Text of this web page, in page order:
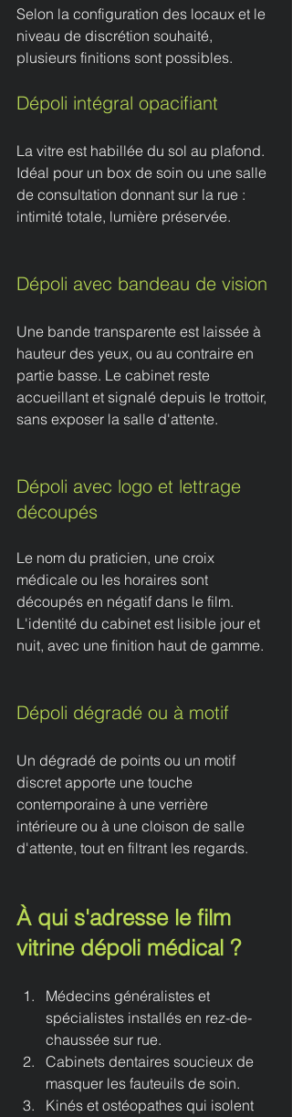
Selon la configuration des locaux et le
niveau de discrétion souhaité,
plusieurs finitions sont possibles.
Dépoli intégral opacifiant
La vitre est habillée du sol au plafond.
Idéal pour un box de soin ou une salle
de consultation donnant sur la rue :
intimité totale, lumière préservée.
Dépoli avec bandeau de vision
Une bande transparente est laissée à
hauteur des yeux, ou au contraire en
partie basse. Le cabinet reste
accueillant et signalé depuis le trottoir,
sans exposer la salle d'attente.
Dépoli avec logo et lettrage
découpés
Le nom du praticien, une croix
médicale ou les horaires sont
découpés en négatif dans le film.
L'identité du cabinet est lisible jour et
nuit, avec une finition haut de gamme.
Dépoli dégradé ou à motif
Un dégradé de points ou un motif
discret apporte une touche
contemporaine à une verrière
intérieure ou à une cloison de salle
d'attente, tout en filtrant les regards.
À qui s'adresse le film
vitrine dépoli médical ?
Médecins généralistes et
spécialistes installés en rez-de-
chaussée sur rue.
Cabinets dentaires soucieux de
masquer les fauteuils de soin.
Kinés et ostéopathes qui isolent